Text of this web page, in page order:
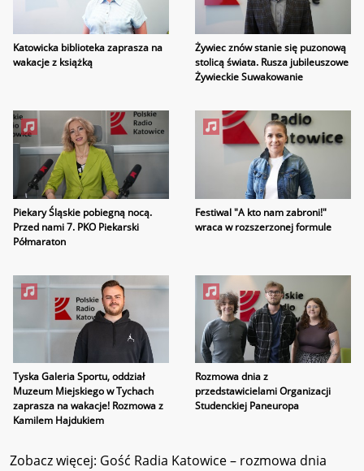
Katowicka biblioteka zaprasza na
wakacje z książką
Żywiec znów stanie się puzonową
stolicą świata. Rusza jubileuszowe
Żywieckie Suwakowanie
Piekary Śląskie pobiegną nocą.
Przed nami 7. PKO Piekarski
Półmaraton
Festiwal "A kto nam zabroni!"
wraca w rozszerzonej formule
Tyska Galeria Sportu, oddział
Muzeum Miejskiego w Tychach
zaprasza na wakacje! Rozmowa z
Kamilem Hajdukiem
Rozmowa dnia z
przedstawicielami Organizacji
Studenckiej Paneuropa
Zobacz więcej: Gość Radia Katowice – rozmowa dnia